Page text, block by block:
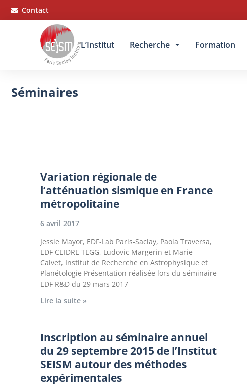
Contact
L’Institut Recherche Formation
Séminaires
Variation régionale de
l’atténuation sismique en France
métropolitaine
6 avril 2017
Jessie Mayor, EDF-Lab Paris-Saclay, Paola Traversa,
EDF CEIDRE TEGG, Ludovic Margerin et Marie
Calvet, Institut de Recherche en Astrophysique et
Planétologie Présentation réalisée lors du séminaire
EDF R&D du 29 mars 2017
Lire la suite »
Inscription au séminaire annuel
du 29 septembre 2015 de l’Institut
SEISM autour des méthodes
expérimentales
Panneau de gestion des cookies